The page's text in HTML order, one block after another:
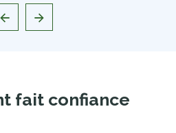
fait confiance